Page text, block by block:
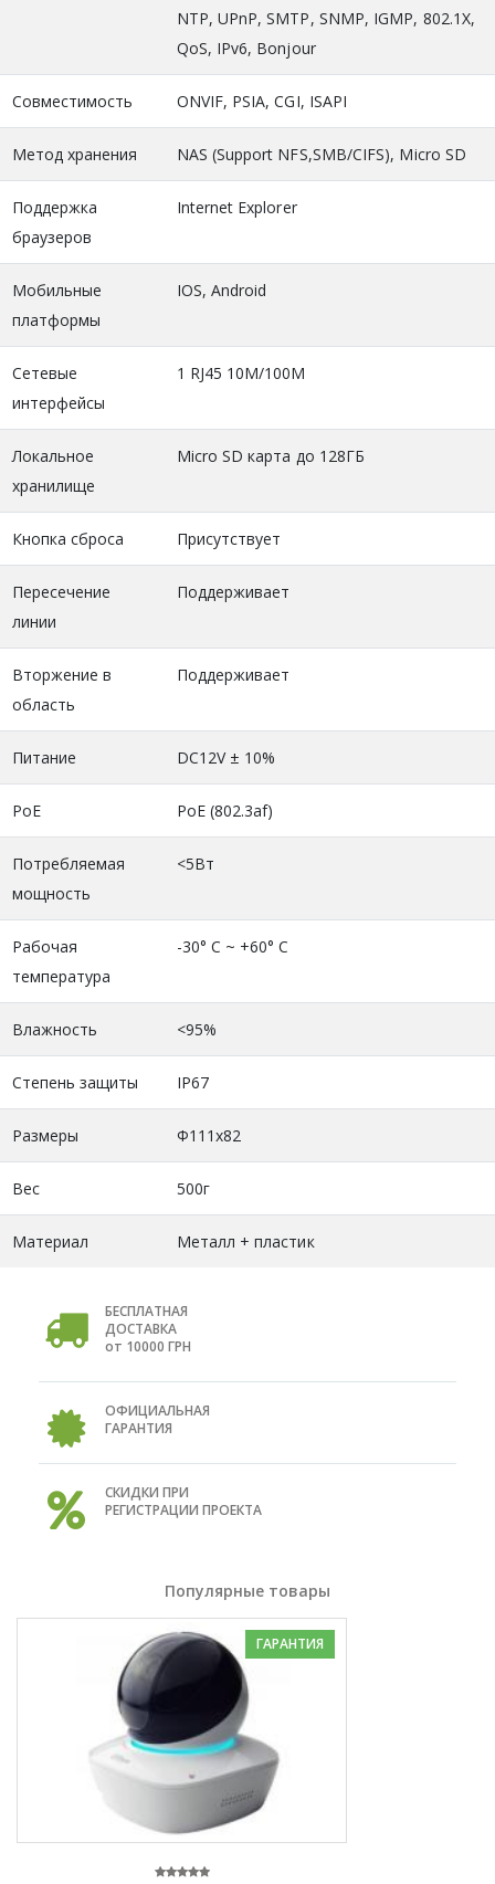
NTP, UPnP, SMTP, SNMP, IGMP, 802.1X,
QoS, IPv6, Bonjour
Совместимость ONVIF, PSIA, CGI, ISAPI
Метод хранения NAS (Support NFS,SMB/CIFS), Micro SD
Поддержка
браузеров
Internet Explorer
Мобильные
платформы
IOS, Android
Сетевые
интерфейсы
1 RJ45 10M/100M
Локальное
хранилище
Micro SD карта до 128ГБ
Кнопка сброса Присутствует
Пересечение
линии
Поддерживает
Вторжение в
область
Поддерживает
Питание DC12V ± 10%
PoE PoE (802.3af)
Потребляемая
мощность
<5Вт
Рабочая
температура
-30° C ~ +60° C
Влажность <95%
Степень защиты IP67
Размеры Φ111x82
Вес 500г
Материал Металл + пластик
БЕСПЛАТНАЯ
ДОСТАВКА
от 10000 ГРН
ОФИЦИАЛЬНАЯ
ГАРАНТИЯ
СКИДКИ ПРИ
РЕГИСТРАЦИИ ПРОЕКТА
Популярные товары
ГАРАНТИЯ